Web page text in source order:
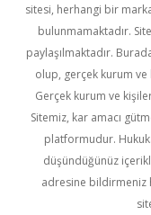
sitesi, herhangi bir
bulunmamaktadır.
paylaşılmaktadır.
olup, gerçek kurum ve
Gerçek kurum ve
Sitemiz, kar amacı
platformudur.
düşündüğünüz
adresine bildirmeniz